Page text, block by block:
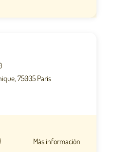
75005 Paris
Más información